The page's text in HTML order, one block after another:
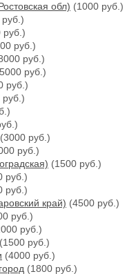
обл) (1000 руб.)
руб.)
руб.)
руб.)
руб.)
руб.)
руб.)
(3000 руб.)
руб.)
(1500 руб.)
руб.)
руб.)
край) (4500 руб.)
руб.)
руб.)
(1500 руб.)
(4000 руб.)
(1800 руб.)